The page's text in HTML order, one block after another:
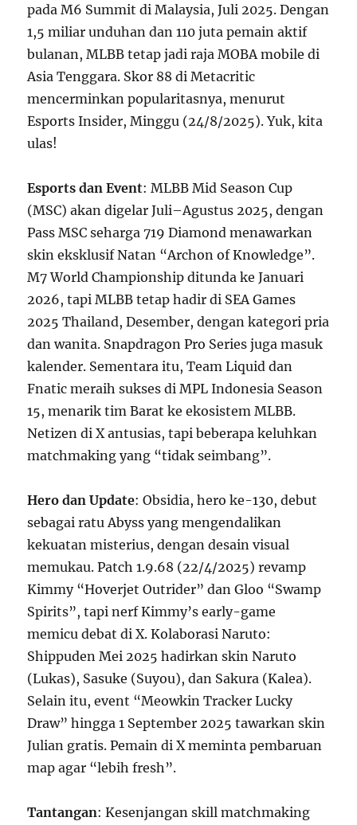
pada M6 Summit di Malaysia, Juli 2025. Dengan
1,5 miliar unduhan dan 110 juta pemain aktif
bulanan, MLBB tetap jadi raja MOBA mobile di
Asia Tenggara. Skor 88 di Metacritic
mencerminkan popularitasnya, menurut
Esports Insider, Minggu (24/8/2025). Yuk, kita
ulas!
Esports dan Event: MLBB Mid Season Cup
(MSC) akan digelar Juli–Agustus 2025, dengan
Pass MSC seharga 719 Diamond menawarkan
skin eksklusif Natan “Archon of Knowledge”.
M7 World Championship ditunda ke Januari
2026, tapi MLBB tetap hadir di SEA Games
2025 Thailand, Desember, dengan kategori pria
dan wanita. Snapdragon Pro Series juga masuk
kalender. Sementara itu, Team Liquid dan
Fnatic meraih sukses di MPL Indonesia Season
15, menarik tim Barat ke ekosistem MLBB.
Netizen di X antusias, tapi beberapa keluhkan
matchmaking yang “tidak seimbang”.
Hero dan Update: Obsidia, hero ke-130, debut
sebagai ratu Abyss yang mengendalikan
kekuatan misterius, dengan desain visual
memukau. Patch 1.9.68 (22/4/2025) revamp
Kimmy “Hoverjet Outrider” dan Gloo “Swamp
Spirits”, tapi nerf Kimmy’s early-game
memicu debat di X. Kolaborasi Naruto:
Shippuden Mei 2025 hadirkan skin Naruto
(Lukas), Sasuke (Suyou), dan Sakura (Kalea).
Selain itu, event “Meowkin Tracker Lucky
Draw” hingga 1 September 2025 tawarkan skin
Julian gratis. Pemain di X meminta pembaruan
map agar “lebih fresh”.
Tantangan: Kesenjangan skill matchmaking